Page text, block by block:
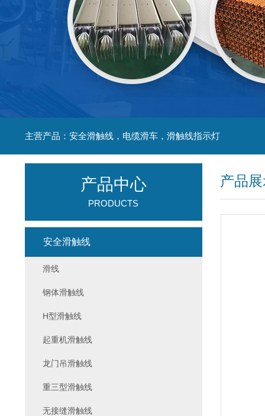
主营产品：安全滑触线，电缆滑车，滑触线指示灯
产品
产品中心
PRODUCTS
安全滑触线
滑线
钢体滑触线
H型滑触线
起重机滑触线
龙门吊滑触线
重三型滑触线
无接缝滑触线